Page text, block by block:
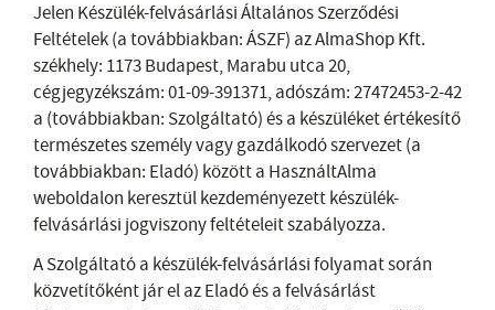
Jelen Készülék-felvásárlási Általános Szerződési
Feltételek (a továbbiakban: ÁSZF) az AlmaShop Kft.
székhely: 1173 Budapest, Marabu utca 20,
cégjegyzékszám: 01-09-391371, adószám: 27472453-2-42
a (továbbiakban: Szolgáltató) és a készüléket értékesítő
természetes személy vagy gazdálkodó szervezet (a
továbbiakban: Eladó) között a HasználtAlma
weboldalon keresztül kezdeményezett készülék-
felvásárlási jogviszony feltételeit szabályozza.
A Szolgáltató a készülék-felvásárlási folyamat során
közvetítőként jár el az Eladó és a felvásárlást